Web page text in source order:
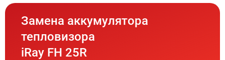
Замена аккумулятора
тепловизора
iRay FH 25R